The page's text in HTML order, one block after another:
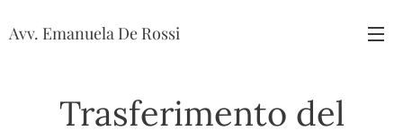
Avv. Emanuela De Rossi
Trasferimento del